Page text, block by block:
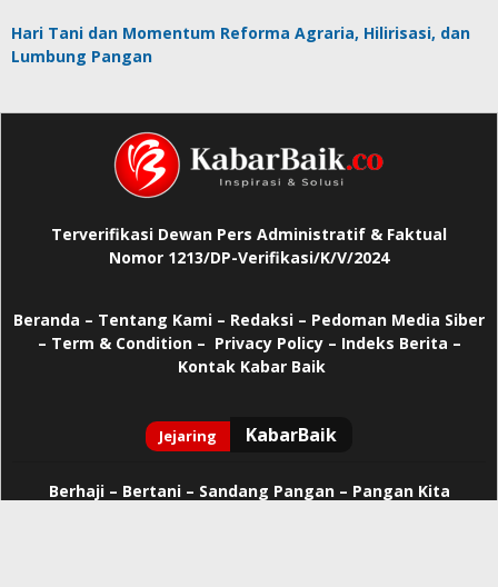
Hari Tani dan Momentum Reforma Agraria, Hilirisasi, dan
Lumbung Pangan
Terverifikasi Dewan Pers Administratif & Faktual
Nomor 1213/DP-Verifikasi/K/V/2024
Beranda – Tentang Kami – Redaksi – Pedoman Media Siber
– Term & Condition – Privacy Policy– Indeks Berita –
Kontak Kabar Baik
Berhaji– Bertani – Sandang Pangan – Pangan Kita